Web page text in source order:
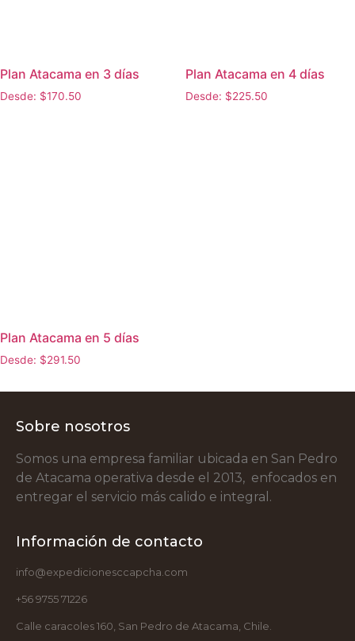
Plan Atacama en 3 días
Desde: $170.50
Plan Atacama en 4 días
Desde: $225.50
Plan Atacama en 5 días
Desde: $291.50
Sobre nosotros
Somos una empresa familiar ubicada en San Pedro
de Atacama operativa desde el 2013, enfocados en
entregar el servicio más calido e integral.
Información de contacto
info@expedicionesccapcha.com
+56 9755 71226
Calle caracoles 160, San Pedro de Atacama, Chile.